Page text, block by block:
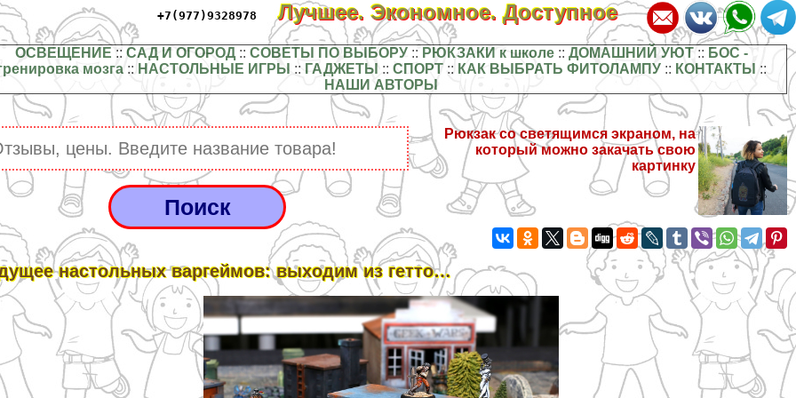
+7(977)9328978 Лучшее. Экономное. Доступное
ОСВЕЩЕНИЕ :: САД И ОГОРОД:: СОВЕТЫ ПО ВЫБОРУ:: РЮКЗАКИ к школе:: ДОМАШНИЙ УЮТ:: БОС -
мозга :: НАСТОЛЬНЫЕ ИГРЫ :: ГАДЖЕТЫ ::СПОРТ :: КАК ВЫБРАТЬ ФИТОЛАМПУ :: КОНТАКТЫ ::
НАШИ АВТОРЫ
Рюкзак со светящимся экраном, на
который можно закачать свою
картинку
настольных варгeймов: выходим из гетто…